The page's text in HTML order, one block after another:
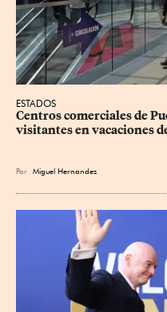
ESTADOS
Centros comerciales de
visitantes en vacaciones
Por Miguel Hernandez